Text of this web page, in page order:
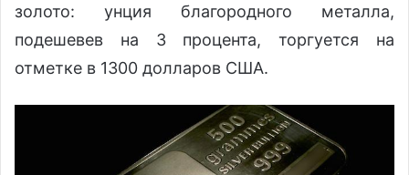
золото: унция благородного металла,
подешевев на 3 процента, торгуется на
отметке в 1300 долларов США.